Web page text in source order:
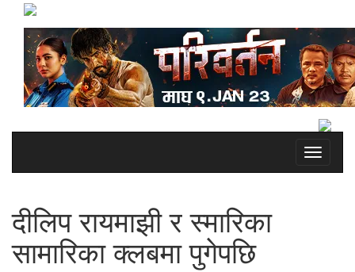
Toggle
दीलिप रायमाझी र स्मारिका
सामारिका क्लबमा पुगेपछि